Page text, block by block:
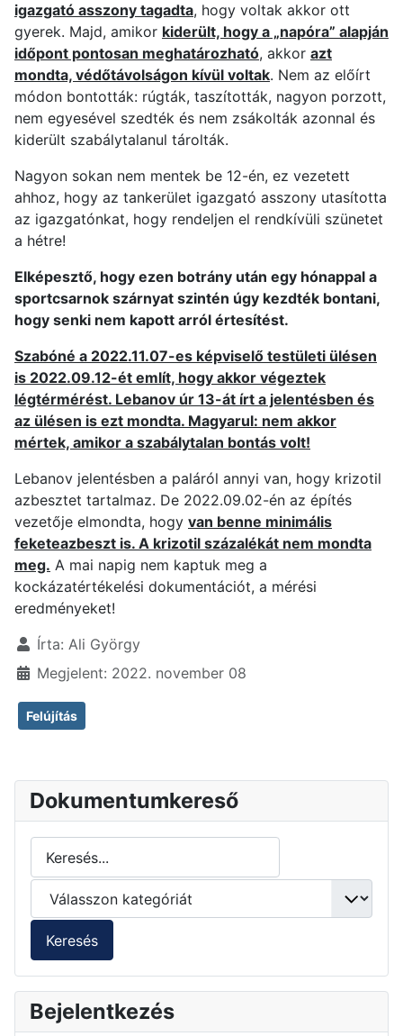
igazgató asszony tagadta, hogy voltak akkor ott
gyerek. Majd, amikor kiderült, hogy a „napóra” alapján
időpont pontosan meghatározható, akkor azt
mondta, védőtávolságon kívül voltak. Nem az előírt
módon bontották: rúgták, taszították, nagyon porzott,
nem egyesével szedték és nem zsákolták azonnal és
kiderült szabálytalanul tárolták.
Nagyon sokan nem mentek be 12-én, ez vezetett
ahhoz, hogy az tankerület igazgató asszony utasította
az igazgatónkat, hogy rendeljen el rendkívüli szünetet
a hétre!
Elképesztő, hogy ezen botrány után egy hónappal a
sportcsarnok szárnyat szintén úgy kezdték bontani,
hogy senki nem kapott arról értesítést.
Szabóné a 2022.11.07-es képviselő testületi ülésen
is 2022.09.12-ét említ, hogy akkor végeztek
légtérmérést. Lebanov úr 13-át írt a jelentésben és
az ülésen is ezt mondta. Magyarul: nem akkor
mértek, amikor a szabálytalan bontás volt!
Lebanov jelentésben a paláról annyi van, hogy krizotil
azbesztet tartalmaz. De 2022.09.02-én az építés
vezetője elmondta, hogy van benne minimális
feketeazbeszt is. A krizotil százalékát nem mondta
meg. A mai napig nem kaptuk meg a
kockázatértékelési dokumentációt, a mérési
eredményeket!
Írta: Ali György
Megjelent: 2022. november 08
Felújítás
Dokumentumkereső
Bejelentkezés